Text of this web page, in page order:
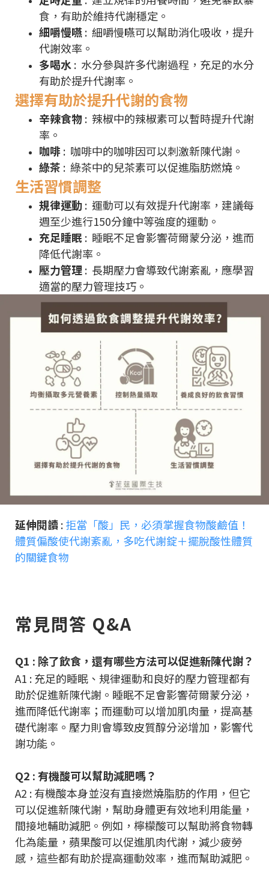
食，有助於維持代謝穩定。
細嚼慢嚥: 細嚼慢嚥可以幫助消化吸收，提升
代謝效率。
多喝水: 水分參與許多代謝過程，充足的水分
有助於提升代謝率。
選擇有助於提升代謝的食物
辛辣食物: 辣椒中的辣椒素可以暫時提升代謝
率。
咖啡: 咖啡中的咖啡因可以刺激新陳代謝。
綠茶 : 綠茶中的兒茶素可以促進脂肪燃燒。
生活習慣調整
規律運動: 運動可以有效提升代謝率，建議每
週至少進行150分鐘中等強度的運動。
充足睡眠 : 睡眠不足會影響荷爾蒙分泌，進而
降低代謝率。
壓力管理 : 長期壓力會導致代謝紊亂，應學習
適當的壓力管理技巧。
延伸閱讀:拒當「酸」民，必須掌握食物酸鹼值！
體質偏酸使代謝紊亂，多吃代謝錠＋擺脫酸性體質
的關鍵食物
常見問答 Q&A
Q1 : 除了飲食，還有哪些方法可以促進新陳代謝？
A1 : 充足的睡眠、規律運動和良好的壓力管理都有
助於促進新陳代謝。睡眠不足會影響荷爾蒙分泌，
進而降低代謝率；而運動可以增加肌肉量，提高基
礎代謝率。壓力則會導致皮質醇分泌增加，影響代
謝功能。
Q2 : 有機酸可以幫助減肥嗎？
A2 : 有機酸本身並沒有直接燃燒脂肪的作用，但它
可以促進新陳代謝，幫助身體更有效地利用能量，
間接地輔助減肥。例如，檸檬酸可以幫助將食物轉
化為能量，蘋果酸可以促進肌肉代謝，減少疲勞
感，這些都有助於提高運動效率，進而幫助減肥。